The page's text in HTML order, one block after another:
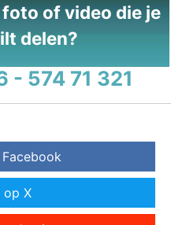
of video die je
delen?
- 574 71 321
op X